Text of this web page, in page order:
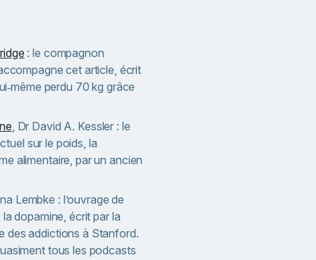
: le compagnon
cet article, écrit
perdu 70 kg grâce
, Dr David A. Kessler : le
sur le poids, la
alimentaire, par un ancien
Lembke : l’ouvrage de
dopamine, écrit par la
des addictions à Stanford.
tous les podcasts